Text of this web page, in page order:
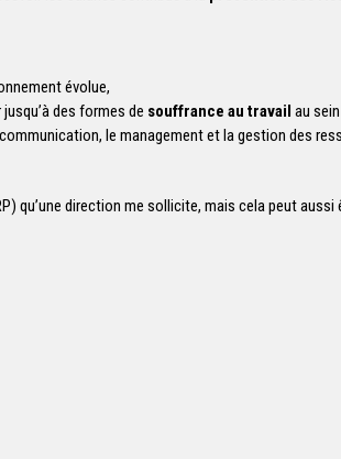
évolue,
des formes de souffrance au travail au
le management et la gestion des
qu’une direction me sollicite, mais cela peut